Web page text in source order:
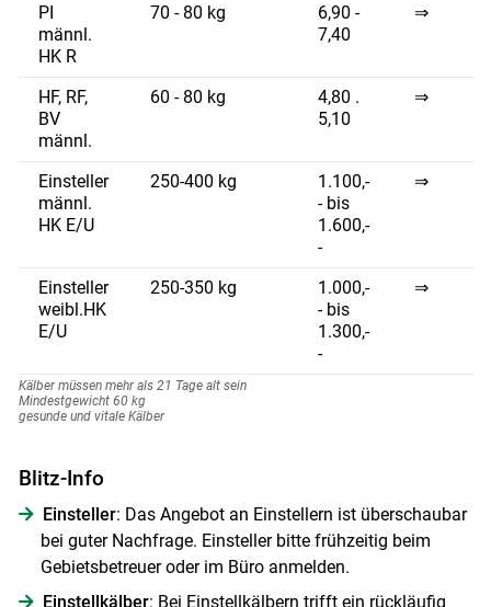
PI
männl.
HK R
70 - 80 kg
6,90 -
7,40
⇒
HF, RF,
BV
männl.
60 - 80 kg
4,80 .
5,10
⇒
Einsteller
männl.
HK E/U
250-400 kg
1.100,-
- bis
1.600,-
-
⇒
Einsteller
weibl.HK
E/U
250-350 kg
1.000,-
- bis
1.300,-
-
⇒
Kälber müssen mehr als 21 Tage alt sein
Mindestgewicht 60 kg
gesunde und vitale Kälber
Blitz-Info
Einsteller: Das Angebot an Einstellern ist überschaubar
bei guter Nachfrage. Einsteller bitte frühzeitig beim
Gebietsbetreuer oder im Büro anmelden.
Einstellkälber: Bei Einstellkälbern trifft ein rückläufig